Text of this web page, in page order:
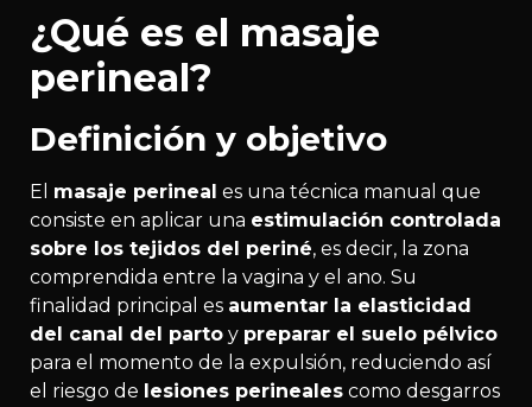
¿Qué es el masaje
perineal?
Definición y objetivo
El masaje perineal es una técnica manual que
consiste en aplicar una estimulación controlada
sobre los tejidos del periné, es decir, la zona
comprendida entre la vagina y el ano. Su
finalidad principal es aumentar la elasticidad
del canal del parto y preparar el suelo pélvico
para el momento de la expulsión, reduciendo así
el riesgo de lesiones perineales como desgarros